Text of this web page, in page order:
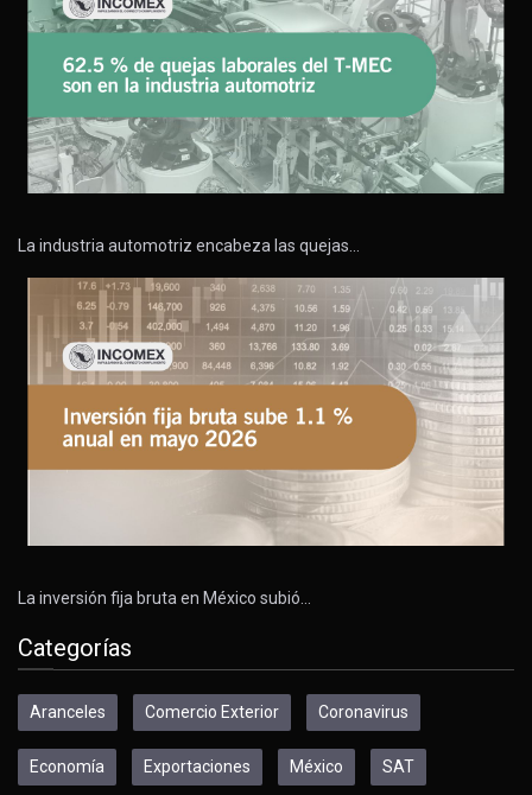
La industria automotriz encabeza las quejas…
La inversión fija bruta en México subió…
Categorías
Aranceles Comercio Exterior Coronavirus
Economía Exportaciones México SAT